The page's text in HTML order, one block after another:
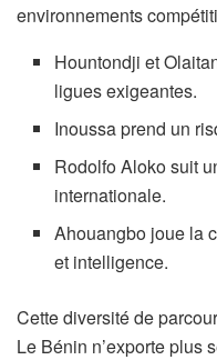
environnements
Hountondji et
ligues exigeantes.
Inoussa prend un
Rodolfo Aloko suit
internationale.
Ahouangbo joue la
et intelligence.
Cette diversité de
Le Bénin n’exporte plus